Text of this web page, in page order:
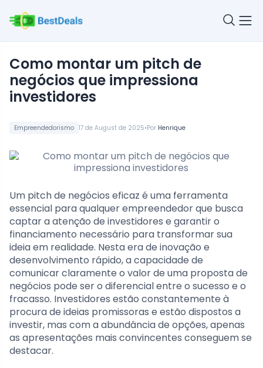
Empreendedorismo 17 de August de 2025•Por Henrique
Como montar um pitch de
negócios que impressiona
investidores
Um pitch de negócios eficaz é uma ferramenta
essencial para qualquer empreendedor que busca
captar a atenção de investidores e garantir o
financiamento necessário para transformar sua
ideia em realidade. Nesta era de inovação e
desenvolvimento rápido, a capacidade de
comunicar claramente o valor de uma proposta de
negócios pode ser o diferencial entre o sucesso e o
fracasso. Investidores estão constantemente à
procura de ideias promissoras e estão dispostos a
investir, mas com a abundância de opções, apenas
as apresentações mais convincentes conseguem se
destacar.